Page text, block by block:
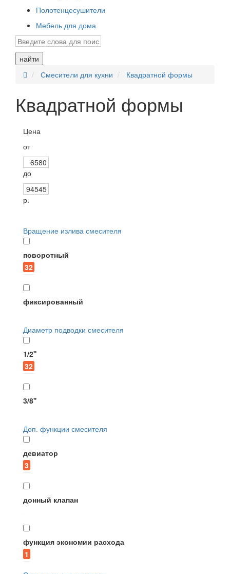
Полотенцесушители
Мебель для дома
найти
Смесители для кухни
Квадратной формы
Квадратной формы
Цена
от
до
р.
Бренды
Bravat
6
Reginox
3
D&K
Rossinka
1
Вращение излива смесителя
поворотный
32
фиксированный
Диаметр подводки смесителя
1/2''
32
3/8''
Доп. функции смесителя
девиатор
3
донный клапан
функция экономии расхода
1